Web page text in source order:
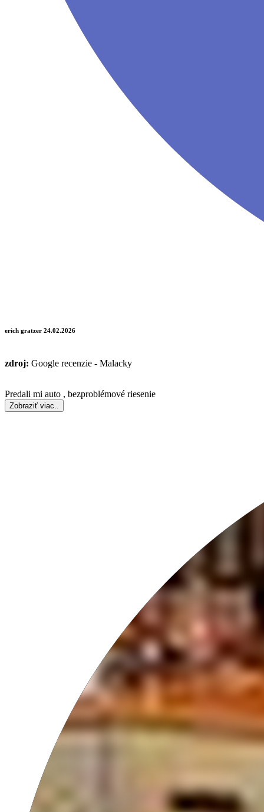
erich gratzer 24.02.2026
zdroj: Google recenzie - Malacky
Predali mi auto , bezproblémové riesenie
Zobraziť viac..